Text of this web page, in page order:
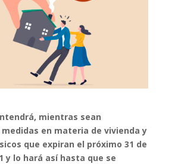
mientras sean
en materia de vivienda y
que expiran el próximo 31 de
y lo hará así hasta que se